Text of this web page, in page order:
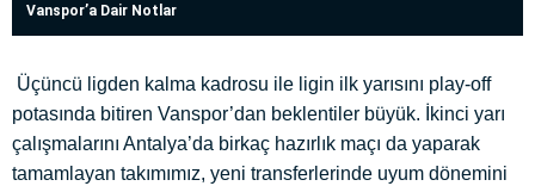
Vanspor’a Dair Notlar
Üçüncü ligden kalma kadrosu ile ligin ilk yarısını play-off
potasında bitiren Vanspor’dan beklentiler büyük. İkinci yarı
çalışmalarını Antalya’da birkaç hazırlık maçı da yaparak
tamamlayan takımımız, yeni transferlerinde uyum dönemini